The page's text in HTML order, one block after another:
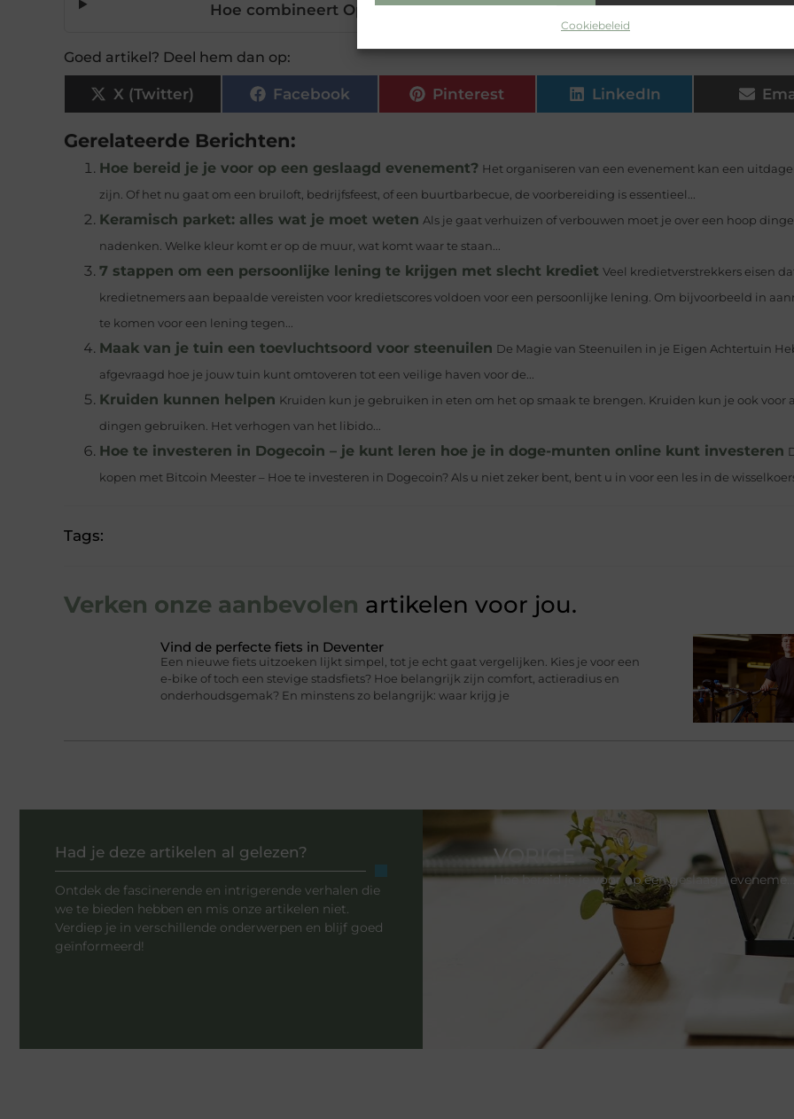
Cookiebeleid
Hoe combineert Opendeur innovatie met klanttevredenheid?
Goed artikel? Deel hem dan op:
X (Twitter) Facebook Pinterest LinkedIn
Gerelateerde Berichten:
Hoe bereid je je voor op een geslaagd evenement? Het organiseren van een evenement kan een
zijn. Of het nu gaat om een bruiloft, bedrijfsfeest, of een buurtbarbecue, de voorbereiding is essentieel...
Keramisch parket: alles wat je moet weten Als je gaat verhuizen of verbouwen moet je over een hoop
nadenken. Welke kleur komt er op de muur, wat komt waar te staan...
7 stappen om een persoonlijke lening te krijgen met slecht krediet Veel kredietverstrekkers eisen
kredietnemers aan bepaalde vereisten voor kredietscores voldoen voor een persoonlijke lening. Om bijvoorbeeld in
te komen voor een lening tegen...
Maak van je tuin een toevluchtsoord voor steenuilen De Magie van Steenuilen in je Eigen Achtertuin
afgevraagd hoe je jouw tuin kunt omtoveren tot een veilige haven voor de...
Kruiden kunnen helpen Kruiden kun je gebruiken in eten om het op smaak te brengen. Kruiden kun je ook voor
dingen gebruiken. Het verhogen van het libido...
Hoe te investeren in Dogecoin – je kunt leren hoe je in doge-munten online kunt investeren
kopen met Bitcoin Meester – Hoe te investeren in Dogecoin? Als u niet zeker bent, bent u in voor een les in de
Tags:
Verken onze aanbevolen artikelen voor jou.
Vind de perfecte fiets in Deventer
Een nieuwe fiets uitzoeken lijkt simpel, tot je echt gaat vergelijken. Kies je voor een
e-bike of toch een stevige stadsfiets? Hoe belangrijk zijn comfort, actieradius en
onderhoudsgemak? En minstens zo belangrijk: waar krijg je
Had je deze artikelen al gelezen?
Ontdek de fascinerende en intrigerende verhalen die
we te bieden hebben en mis onze artikelen niet.
Verdiep je in verschillende onderwerpen en blijf goed
geïnformeerd!
VORIGE
Hoe bereid je je voor op een geslaagd evenement?